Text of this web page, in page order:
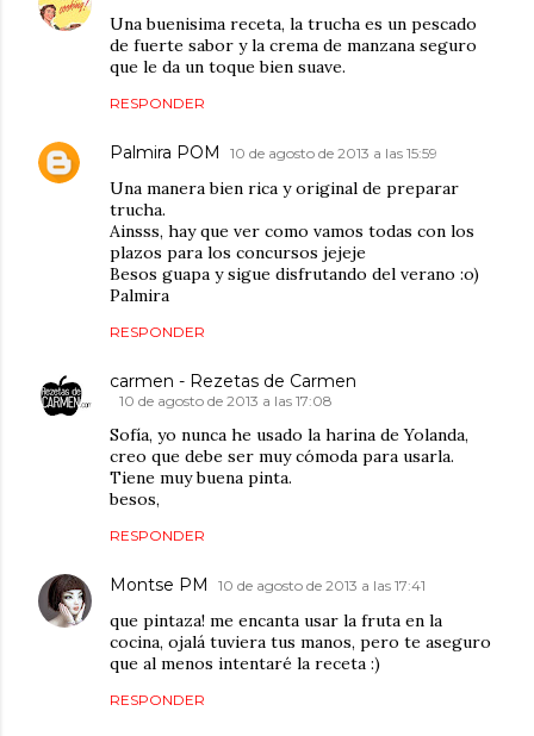
Una buenisima receta, la trucha es un pescado
de fuerte sabor y la crema de manzana seguro
que le da un toque bien suave.
RESPONDER
Palmira POM 10 de agosto de 2013 a las 15:59
Una manera bien rica y original de preparar
trucha.
Ainsss, hay que ver como vamos todas con los
plazos para los concursos jejeje
Besos guapa y sigue disfrutando del verano :o)
Palmira
RESPONDER
carmen - Rezetas de Carmen
10 de agosto de 2013 a las 17:08
Sofía, yo nunca he usado la harina de Yolanda,
creo que debe ser muy cómoda para usarla.
Tiene muy buena pinta.
besos,
RESPONDER
Montse PM 10 de agosto de 2013 a las 17:41
que pintaza! me encanta usar la fruta en la
cocina, ojalá tuviera tus manos, pero te aseguro
que al menos intentaré la receta :)
RESPONDER